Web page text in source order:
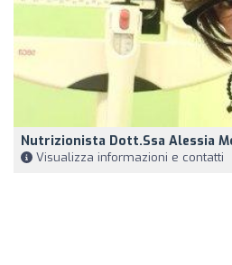
Nutrizionista Dott.ssa Alessia
Visualizza informazioni e contatti